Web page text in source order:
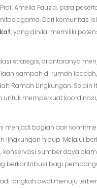
Amelia Fauzia, para
agama. Dari komunitas
, yang dinilai memiliki
strategis, di antaranya
sampah di rumah
Ramah Lingkungan.
memperkuat
menjadi bagian dari
hidup. Melalui
sumber daya alam,
berkontribusi bagi
langkah awal menuju